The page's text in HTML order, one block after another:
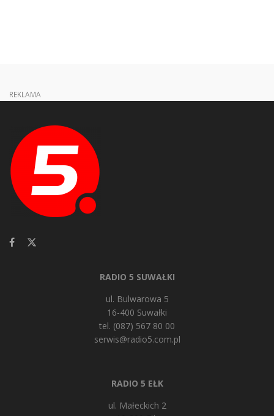
REKLAMA
RADIO 5 SUWAŁKI
ul. Bulwarowa 5
16-400 Suwałki
tel. (087) 567 80 00
serwis@radio5.com.pl
RADIO 5 EŁK
ul. Małeckich 2